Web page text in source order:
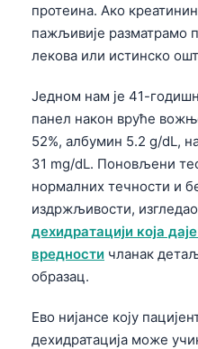
протеина. Ако
пажљивије разматрамо
лекова или истинско
Једном нам је 41-
панел након вруће
52%, албумин 5.2 g/dL,
31 mg/dL. Поновљени
нормалних течности и
издржљивости,
дехидратацији која
вредности чланак
образац.
Ево нијансе коју
дехидратација може